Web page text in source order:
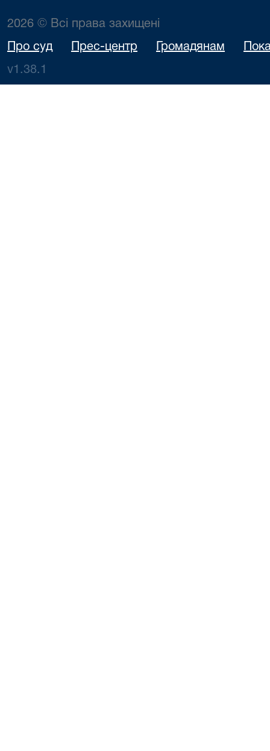
2026 © Всі права захищені
Про суд Прес-центр Громадянам
v1.38.1